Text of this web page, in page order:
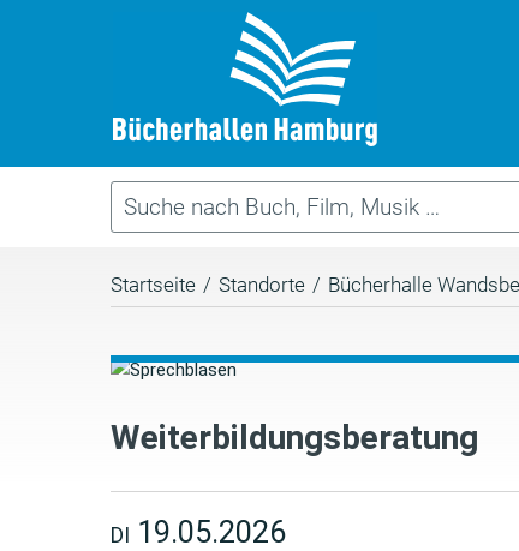
Startseite / Standorte / Bücherhalle
Weiterbildungsberatung
DI 19.05.2026